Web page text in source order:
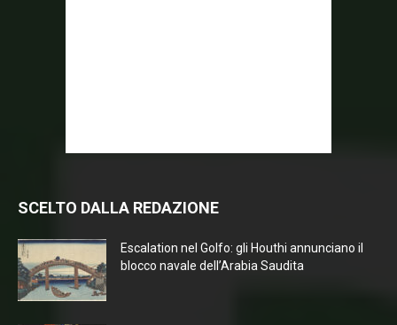
SCELTO DALLA REDAZIONE
Escalation nel Golfo: gli Houthi annunciano il
blocco navale dell’Arabia Saudita